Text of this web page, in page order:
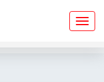
Toggle
navigation